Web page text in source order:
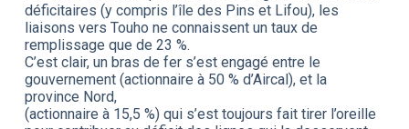
déficitaires (y compris l’île des Pins et Lifou), les
liaisons vers Touho ne connaissent un taux de
remplissage que de 23 %.
C’est clair, un bras de fer s’est engagé entre le
gouvernement (actionnaire à 50 % d’Aircal), et la
province Nord,
(actionnaire à 15,5 %) qui s’est toujours fait tirer l’oreille